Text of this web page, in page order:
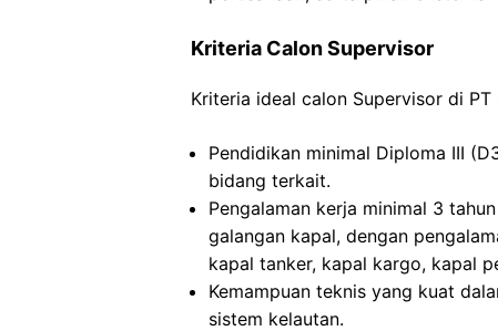
Kriteria Calon Supervisor
Kriteria ideal calon Supervisor di
Pendidikan minimal Diploma III
bidang terkait.
Pengalaman kerja minimal 3
galangan kapal, dengan
kapal tanker, kapal kargo, kapal
Kemampuan teknis yang kuat
sistem kelautan.